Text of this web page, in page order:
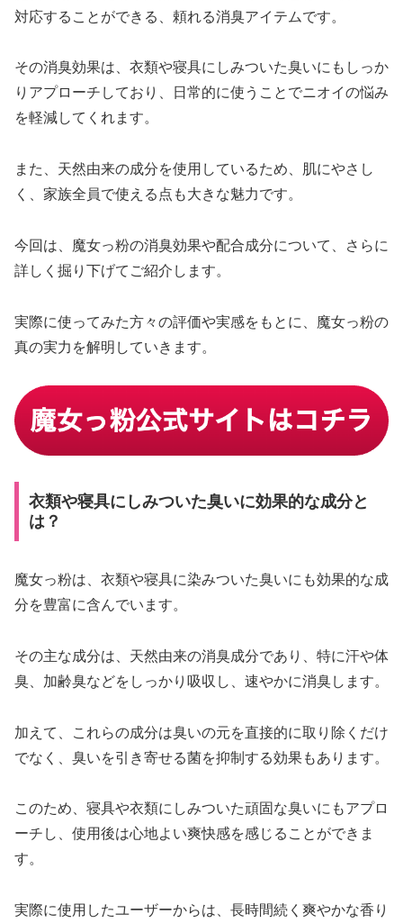
対応することができる、頼れる消臭アイテムです。
その消臭効果は、衣類や寝具にしみついた臭いにもしっか
りアプローチしており、日常的に使うことでニオイの悩み
を軽減してくれます。
また、天然由来の成分を使用しているため、肌にやさし
く、家族全員で使える点も大きな魅力です。
今回は、魔女っ粉の消臭効果や配合成分について、さらに
詳しく掘り下げてご紹介します。
実際に使ってみた方々の評価や実感をもとに、魔女っ粉の
真の実力を解明していきます。
衣類や寝具にしみついた臭いに効果的な成分と
は？
魔女っ粉は、衣類や寝具に染みついた臭いにも効果的な成
分を豊富に含んでいます。
その主な成分は、天然由来の消臭成分であり、特に汗や体
臭、加齢臭などをしっかり吸収し、速やかに消臭します。
加えて、これらの成分は臭いの元を直接的に取り除くだけ
でなく、臭いを引き寄せる菌を抑制する効果もあります。
このため、寝具や衣類にしみついた頑固な臭いにもアプロ
ーチし、使用後は心地よい爽快感を感じることができま
す。
実際に使用したユーザーからは、長時間続く爽やかな香り